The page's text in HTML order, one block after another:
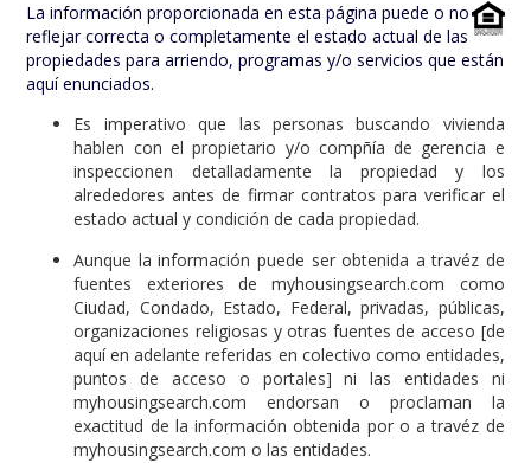
La información proporcionada en esta página puede o no
reflejar correcta o completamente el estado actual de las
propiedades para arriendo, programas y/o servicios que están
aquí enunciados.
Es imperativo que las personas buscando vivienda
hablen con el propietario y/o compñía de gerencia e
inspeccionen detalladamente la propiedad y los
alrededores antes de firmar contratos para verificar el
estado actual y condición de cada propiedad.
Aunque la información puede ser obtenida a travéz de
fuentes exteriores de myhousingsearch.com como
Ciudad, Condado, Estado, Federal, privadas, públicas,
organizaciones religiosas y otras fuentes de acceso [de
aquí en adelante referidas en colectivo como entidades,
puntos de acceso o portales] ni las entidades ni
myhousingsearch.com endorsan o proclaman la
exactitud de la información obtenida por o a travéz de
myhousingsearch.com o las entidades.